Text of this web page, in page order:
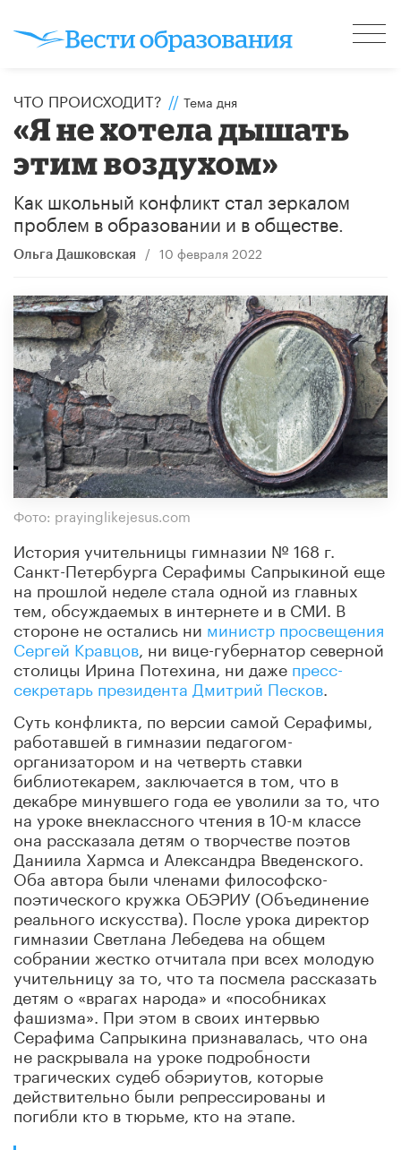
ЧТО ПРОИСХОДИТ? // Тема дня
«Я не хотела дышать
этим воздухом»
Как школьный конфликт стал зеркалом
проблем в образовании и в обществе.
Ольга Дашковская / 10 февраля 2022
Фото: prayinglikejesus.com
История учительницы гимназии № 168 г.
Санкт-Петербурга Серафимы Сапрыкиной еще
на прошлой неделе стала одной из главных
тем, обсуждаемых в интернете и в СМИ. В
стороне не остались ни министр просвещения
Сергей Кравцов , ни вице-губернатор северной
столицы Ирина Потехина, ни даже пресс-
секретарь президента Дмитрий Песков
Суть конфликта, по версии самой Серафимы,
работавшей в гимназии педагогом-
организатором и на четверть ставки
библиотекарем, заключается в том, что в
декабре минувшего года ее уволили за то, что
на уроке внеклассного чтения в 10-м классе
она рассказала детям о творчестве поэтов
Даниила Хармса и Александра Введенского.
Оба автора были членами философско-
поэтического кружка ОБЭРИУ (Объединение
реального искусства). После урока директор
гимназии Светлана Лебедева на общем
собрании жестко отчитала при всех молодую
учительницу за то, что та посмела рассказать
детям о «врагах народа» и «пособниках
фашизма». При этом в своих интервью
Серафима Сапрыкина признавалась, что она
не раскрывала на уроке подробности
трагических судеб обэриутов, которые
действительно были репрессированы и
погибли кто в тюрьме, кто на этапе.